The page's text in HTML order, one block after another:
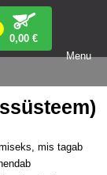
0,00 €
Menu
mis tagab